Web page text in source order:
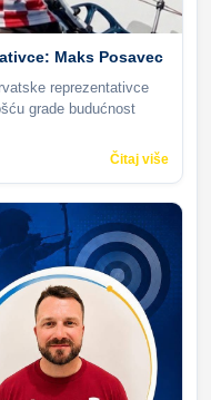
Maks Posavec
reprezentativce
grade budućnost
Čitaj više